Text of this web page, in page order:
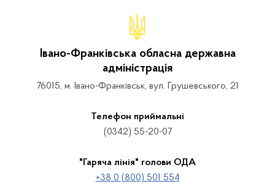
Івано-Франківська обласна державна
адміністрація
76015, м. Івано-Франківськ, вул. Грушевського, 21
Телефон приймальні
(0342) 55-20-07
"Гаряча лінія" голови ОДА
+38 0 (800) 501 554